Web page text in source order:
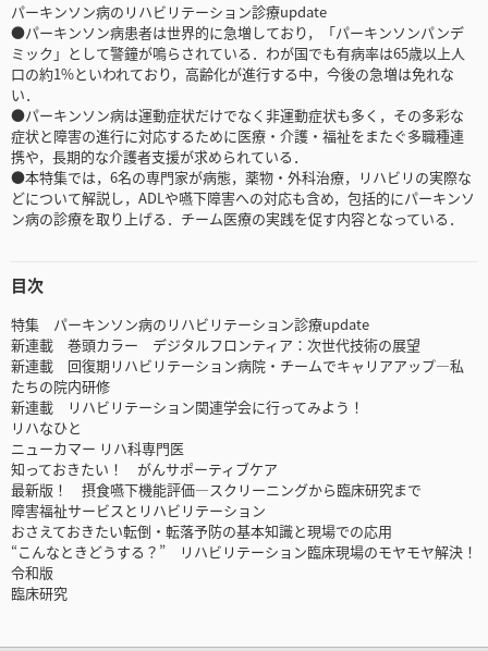
パーキンソン病のリハビリテーション診療update
●パーキンソン病患者は世界的に急増しており，「パーキンソンパンデ
ミック」として警鐘が鳴らされている．わが国でも有病率は65歳以上人
口の約1%といわれており，高齢化が進行する中，今後の急増は免れな
い．
●パーキンソン病は運動症状だけでなく非運動症状も多く，その多彩な
症状と障害の進行に対応するために医療・介護・福祉をまたぐ多職種連
携や，長期的な介護者支援が求められている．
●本特集では，6名の専門家が病態，薬物・外科治療，リハビリの実際な
どについて解説し，ADLや嚥下障害への対応も含め，包括的にパーキンソ
ン病の診療を取り上げる．チーム医療の実践を促す内容となっている．
目次
特集 パーキンソン病のリハビリテーション診療update
新連載 巻頭カラー デジタルフロンティア：次世代技術の展望
新連載 回復期リハビリテーション病院・チームでキャリアアップ―私
たちの院内研修
新連載 リハビリテーション関連学会に行ってみよう！
リハなひと
ニューカマー リハ科専門医
知っておきたい！ がんサポーティブケア
最新版！ 摂食嚥下機能評価―スクリーニングから臨床研究まで
障害福祉サービスとリハビリテーション
おさえておきたい転倒・転落予防の基本知識と現場での応用
“こんなときどうする？” リハビリテーション臨床現場のモヤモヤ解決！
令和版
臨床研究